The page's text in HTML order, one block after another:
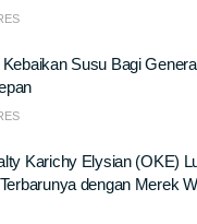
Susu Bagi
Karichy Elysian (OKE)
dengan Merek